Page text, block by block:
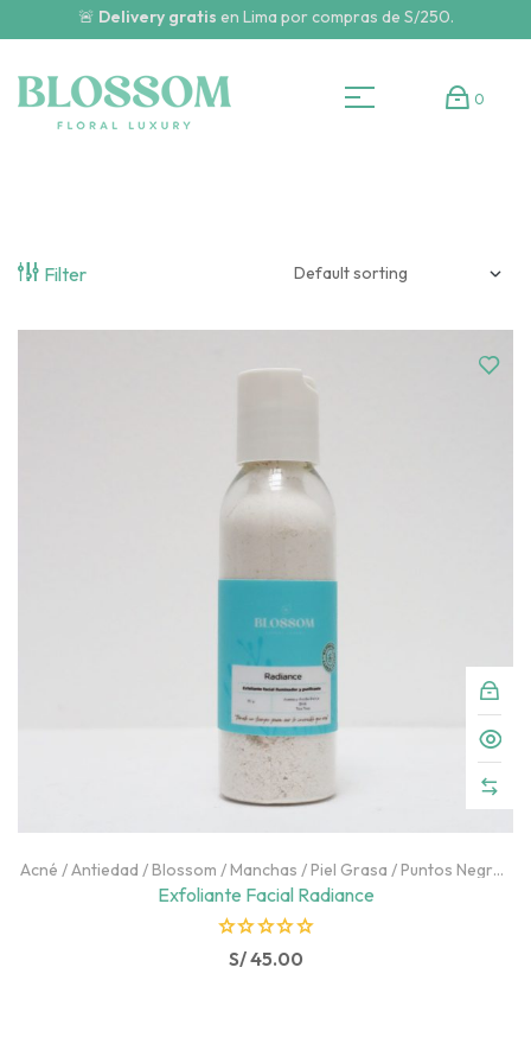
🚨 Delivery gratis en Lima por compras de S/250.
0
Filter
Acné /Antiedad /Blossom /Manchas /Piel Grasa /Puntos Negros
Rostro
Exfoliante Facial Radiance
RS/45.00